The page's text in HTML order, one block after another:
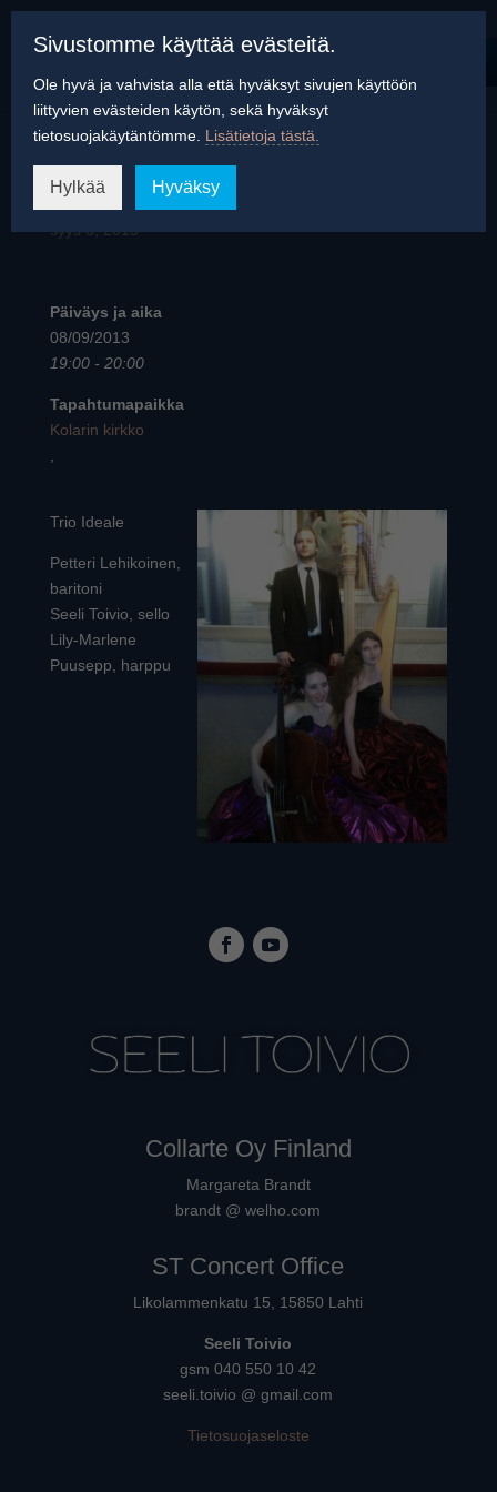
Lapinkiertue
syys 8, 2013
Päiväys ja aika
08/09/2013
19:00 - 20:00
Tapahtumapaikka
Kolarin kirkko
Trio Ideale
Petteri Lehikoinen,
baritoni
Seeli Toivio, sello
Lily-Marlene
Puusepp, harppu
Collarte Oy Finland
Margareta Brandt
brandt @ welho.com
ST Concert Office
Likolammenkatu 15, 15850 Lahti
Seeli Toivio
gsm 040 550 10 42
seeli.toivio @ gmail.com
Tietosuojaseloste
Sivustomme käyttää evästeitä.
Ole hyvä ja vahvista alla että hyväksyt sivujen käyttöön
liittyvien evästeiden käytön, sekä hyväksyt
tietosuojakäytäntömme. Lisätietoja tästä.
Hylkää Hyväksy